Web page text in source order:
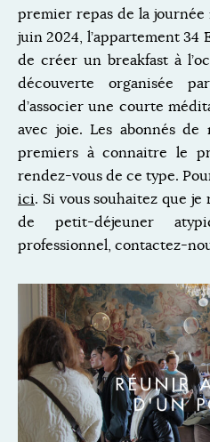
premier repas de la
juin 2024, l’appartement 34
de créer un breakfast à
découverte organisée
d’associer une courte
avec joie. Les abonnés
premiers à connaitre le
rendez-vous de ce type.
ici. Si vous souhaitez que
de petit-déjeuner
professionnel, contactez-